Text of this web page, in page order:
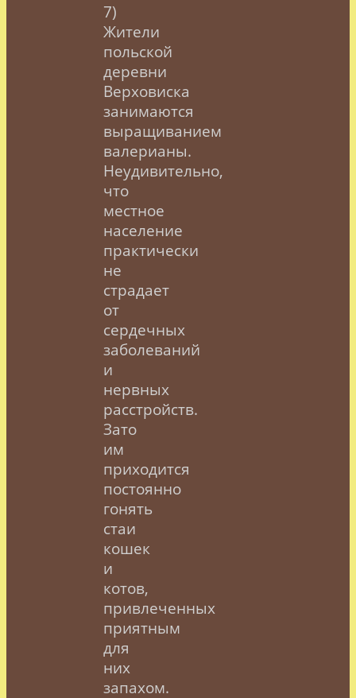
7)
Жители
польской
деревни
Верховиска
занимаются
выращиванием
валерианы.
Неудивительно,
что
местное
население
практически
не
страдает
от
сердечных
заболеваний
и
нервных
расстройств.
Зато
им
приходится
постоянно
гонять
стаи
кошек
и
котов,
привлеченных
приятным
для
них
запахом.